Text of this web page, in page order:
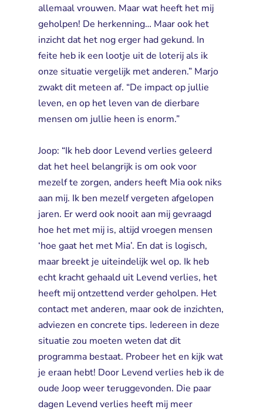
allemaal vrouwen. Maar wat heeft het mij
geholpen! De herkenning… Maar ook het
inzicht dat het nog erger had gekund. In
feite heb ik een lootje uit de loterij als ik
onze situatie vergelijk met anderen.” Marjo
zwakt dit meteen af. “De impact op jullie
leven, en op het leven van de dierbare
mensen om jullie heen is enorm.”
Joop: “Ik heb door Levend verlies geleerd
dat het heel belangrijk is om ook voor
mezelf te zorgen, anders heeft Mia ook niks
aan mij. Ik ben mezelf vergeten afgelopen
jaren. Er werd ook nooit aan mij gevraagd
hoe het met mij is, altijd vroegen mensen
‘hoe gaat het met Mia’. En dat is logisch,
maar breekt je uiteindelijk wel op. Ik heb
echt kracht gehaald uit Levend verlies, het
heeft mij ontzettend verder geholpen. Het
contact met anderen, maar ook de inzichten,
adviezen en concrete tips. Iedereen in deze
situatie zou moeten weten dat dit
programma bestaat. Probeer het en kijk wat
je eraan hebt! Door Levend verlies heb ik de
oude Joop weer teruggevonden. Die paar
dagen Levend verlies heeft mij meer